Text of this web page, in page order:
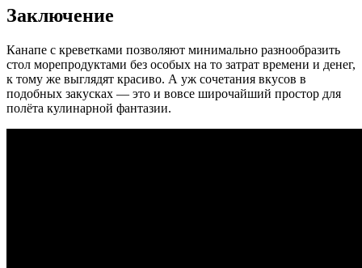
Заключение
Канапе с креветками позволяют минимально разнообразить
стол морепродуктами без особых на то затрат времени и денег,
к тому же выглядят красиво. А уж сочетания вкусов в
подобных закусках — это и вовсе широчайший простор для
полёта кулинарной фантазии.